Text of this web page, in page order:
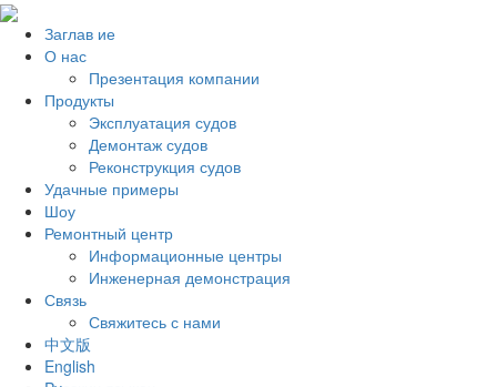
Заглав ие
О нас
Презентация компании
Продукты
Эксплуатация судов
Демонтаж судов
Реконструкция судов
Удачные примеры
Шоу
Ремонтный центр
Информационные центры
Инженерная демонстрация
Связь
Свяжитесь с нами
中文版
English